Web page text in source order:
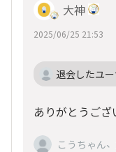
大神
2025/06/25 21:53
退会したユ
ありがとうござ
こうちゃん、